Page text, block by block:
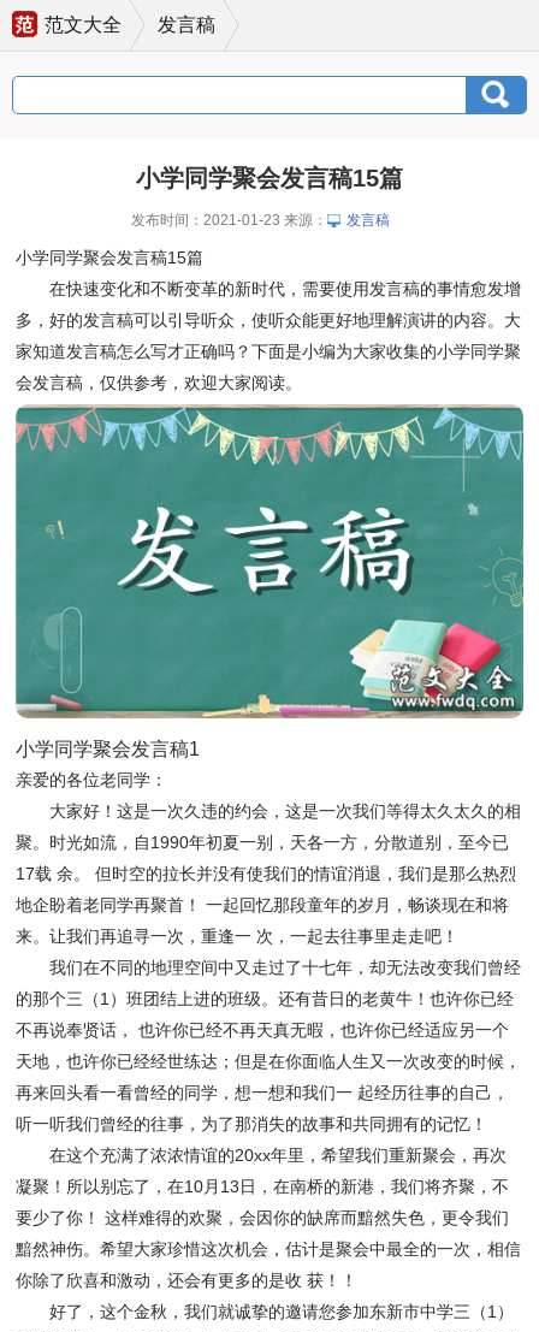
范文大全 发言稿
小学同学聚会发言稿15篇
发布时间：2021-01-23 来源： 发言稿
小学同学聚会发言稿15篇
在快速变化和不断变革的新时代，需要使用发言稿的事情愈发增
多，好的发言稿可以引导听众，使听众能更好地理解演讲的内容。大
家知道发言稿怎么写才正确吗？下面是小编为大家收集的小学同学聚
会发言稿，仅供参考，欢迎大家阅读。
小学同学聚会发言稿1
亲爱的各位老同学：
大家好！这是一次久违的约会，这是一次我们等得太久太久的相
聚。时光如流，自1990年初夏一别，天各一方，分散道别，至今已
17载 余。 但时空的拉长并没有使我们的情谊消退，我们是那么热烈
地企盼着老同学再聚首！ 一起回忆那段童年的岁月，畅谈现在和将
来。让我们再追寻一次，重逢一 次，一起去往事里走走吧！
我们在不同的地理空间中又走过了十七年，却无法改变我们曾经
的那个三（1）班团结上进的班级。还有昔日的老黄牛！也许你已经
不再说奉贤话， 也许你已经不再天真无暇，也许你已经适应另一个
天地，也许你已经经世练达；但是在你面临人生又一次改变的时候，
再来回头看一看曾经的同学，想一想和我们一 起经历往事的自己，
听一听我们曾经的往事，为了那消失的故事和共同拥有的记忆！
在这个充满了浓浓情谊的20xx年里，希望我们重新聚会，再次
凝聚！所以别忘了，在10月13日，在南桥的新港，我们将齐聚，不
要少了你！ 这样难得的欢聚，会因你的缺席而黯然失色，更令我们
黯然神伤。希望大家珍惜这次机会，估计是聚会中最全的一次，相信
你除了欣喜和激动，还会有更多的是收 获！！
好了，这个金秋，我们就诚挚的邀请您参加东新市中学三（1）